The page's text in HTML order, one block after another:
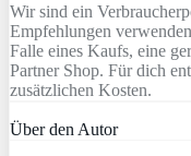
Wir sind ein
Empfehlungen
Falle eines Kaufs, eine
Partner Shop. Für dich
zusätzlichen Kosten.
Über den Autor